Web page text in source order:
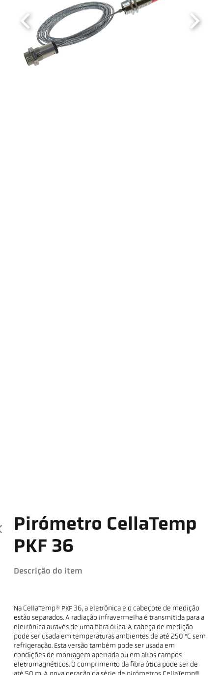
Pirómetro CellaTemp
PKF 36
Descrição do item
Na CellaTemp® PKF 36, a eletrônica e o cabeçote de medição
estão separados. A radiação infravermelha é transmitida para a
eletrônica através de uma fibra ótica. A cabeça de medição
pode ser usada em temperaturas ambientes de até 250 °C sem
refrigeração. Esta versão também pode ser usada em
condições de montagem apertada ou em altos campos
eletromagnéticos. O comprimento da fibra ótica pode ser de